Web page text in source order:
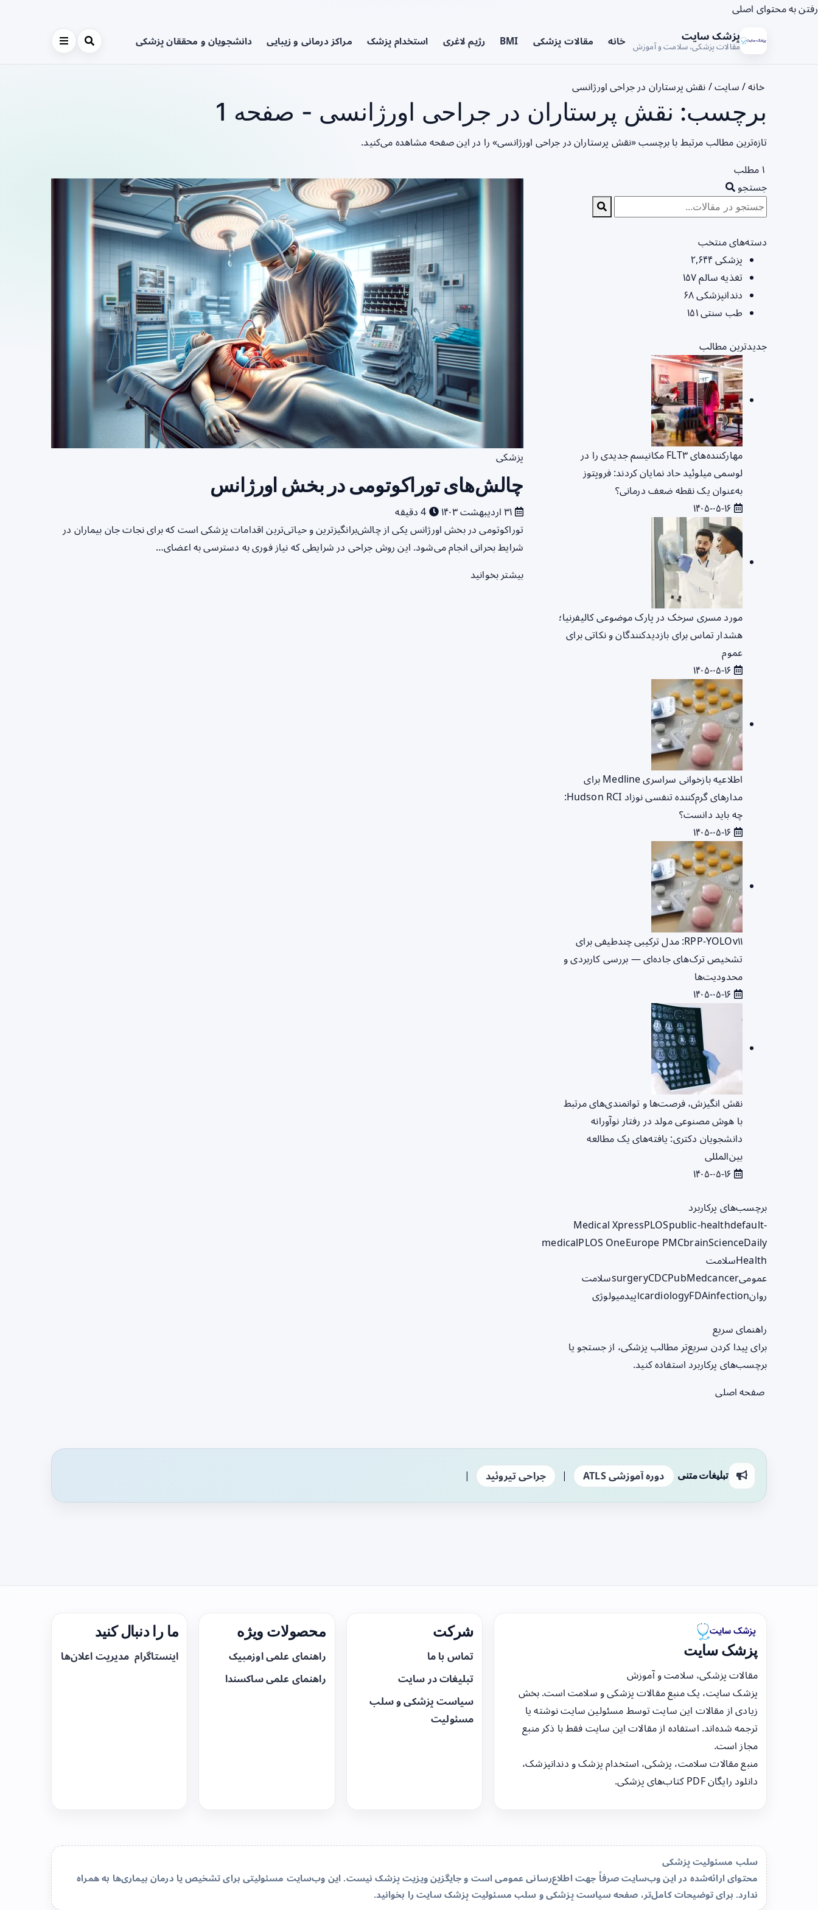
رفتن به محتوای اصلی
پزشک سایت
مقالات پزشکی، سلامت و آموزش خانه مقالات پزشکی BMI رژیم لاغری استخدام پزشک مراکز درمانی و زیبایی دانشجویان و محققان پزشکی
خانه/ سایت/ نقش پرستاران در جراحی اورژانسی
برچسب: نقش پرستاران در جراحی اورژانسی - صفحه 1
تازه‌ترین مطالب مرتبط با برچسب «نقش پرستاران در جراحی اورژانسی» را در این صفحه مشاهده می‌کنید.
۱ مطلب
پزشکی
چالش‌های توراکوتومی در بخش اورژانس
توراکوتومی در بخش اورژانس یکی از چالش‌برانگیزترین و حیاتی‌ترین اقدامات پزشکی است که برای نجات جان بیماران در
شرایط بحرانی انجام می‌شود. این روش جراحی در شرایطی که نیاز فوری به دسترسی به اعضای…
بیشتر بخوانید
جستجو
دسته‌های منتخب
پزشکی۲,۶۴۴
تغذیه سالم۱۵۷
دندانپزشکی۶۸
طب سنتی۱۵۱
جدیدترین مطالب
مهارکننده‌های FLT۳ مکانیسم جدیدی را در
لوسمی میلوئید حاد نمایان کردند: فروپتوز
به‌عنوان یک نقطه ضعف درمانی؟
مورد مسری سرخک در پارک موضوعی کالیفرنیا؛
هشدار تماس برای بازدیدکنندگان و نکاتی برای
عموم
اطلاعیه بازخوانی سراسری Medline برای
مدارهای گرم‌کننده تنفسی نوزاد Hudson RCI:
چه باید دانست؟
RPP‑YOLOv۱۱: مدل ترکیبی چندطیفی برای
تشخیص ترک‌های جاده‌ای — بررسی کاربردی و
محدودیت‌ها
نقش انگیزش، فرصت‌ها و توانمندی‌های مرتبط
با هوش مصنوعی مولد در رفتار نوآورانه
دانشجویان دکتری: یافته‌های یک مطالعه
بین‌المللی
برچسب‌های پرکاربرد
Medical XpressPLOSpublic-healthdefault-
medicalPLOS OneEurope PMCbrainScienceDaily
Healthسلامت
عمومی
surgeryCDCPubMedcancer
سلامت
روان
cardiologyFDAinfection اپیدمیولوژی
راهنمای سریع
برای پیدا کردن سریع‌تر مطالب پزشکی، از جستجو یا
برچسب‌های پرکاربرد استفاده کنید.
صفحه اصلی
تبلیغات متنی دوره آموزشی ATLS | جراحی تیروئید |
پزشک سایت
مقالات پزشکی، سلامت و آموزش
پزشک سایت، یک منبع مقالات پزشکی و سلامت است. بخش
زیادی از مقالات این سایت توسط مسئولین سایت نوشته یا
ترجمه شده‌اند. استفاده از مقالات این سایت فقط با ذکر منبع
مجاز است.
منبع مقالات سلامت، پزشکی، استخدام پزشک و دندانپزشک،
دانلود رایگان PDF کتاب‌های پزشکی.
شرکت
تماس با ما
تبلیغات در سایت
سیاست پزشکی و سلب
مسئولیت
محصولات ویژه
راهنمای علمی اوزمپیک
راهنمای علمی ساکسندا
ما را دنبال کنید
اینستاگرام مدیریت اعلان‌ها
سلب مسئولیت پزشکی
محتوای ارائه‌شده در این وب‌سایت صرفاً جهت اطلاع‌رسانی عمومی است و جایگزین ویزیت پزشک نیست. این وب‌سایت مسئولیتی برای تشخیص یا درمان بیماری‌ها به همراه
ندارد. برای توضیحات کامل‌تر، صفحهسیاست پزشکی و سلب مسئولیت پزشک سایترا بخوانید.